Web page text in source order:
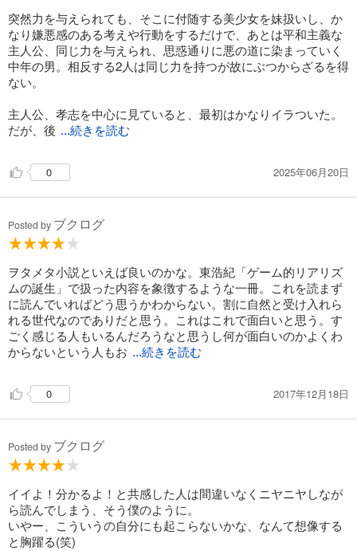
突然力を与えられても、そこに付随する美少女を妹扱いし、か
なり嫌悪感のある考えや行動をするだけで、あとは平和主義な
主人公、同じ力を与えられ、思惑通りに悪の道に染まっていく
中年の男。相反する2人は同じ力を持つが故にぶつからざるを得
ない。
主人公、孝志を中心に見ていると、最初はかなりイラついた。
だが、後 ...続きを読む
0 2025年06月20日
Posted by ブクログ
ヲタメタ小説といえば良いのかな。東浩紀「ゲーム的リアリズ
ムの誕生」で扱った内容を象徴するような一冊。これを読まず
に読んでいればどう思うかわからない。割に自然と受け入れら
れる世代なのでありだと思う。これはこれで面白いと思う。す
ごく感じる人もいるんだろうなと思うし何が面白いのかよくわ
からないという人もお ...続きを読む
0 2017年12月18日
Posted by ブクログ
イイよ！分かるよ！と共感した人は間違いなくニヤニヤしなが
ら読んでしまう、そう僕のように。
いやー、こういうの自分にも起こらないかな、なんて想像する
と胸躍る(笑)